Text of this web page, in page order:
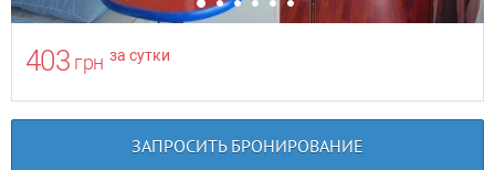
403 грн за сутки
ЗАПРОСИТЬ БРОНИРОВАНИЕ